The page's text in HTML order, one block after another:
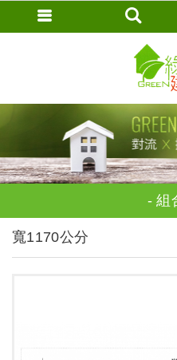
組
寬1170公分